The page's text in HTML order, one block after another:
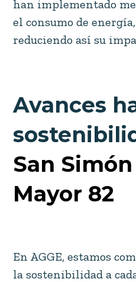
han implementado
el consumo de
reduciendo así su
Avances
San Simón
Mayor 82
En AGGE, estamos
la sostenibilidad a